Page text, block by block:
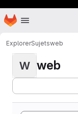
Passer au contenu principal
Page d'accueil
ExplorerSujetsweb
W web